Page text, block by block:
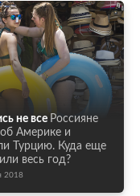
не все Россияне
Америке и
Турцию. Куда еще
весь год?
2018